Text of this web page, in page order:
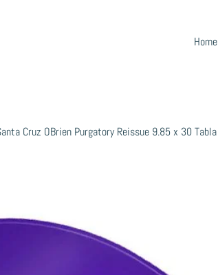
Home
Cruz OBrien Purgatory Reissue 9.85 x 30 Tabla